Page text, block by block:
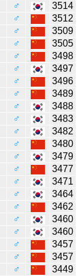
♂
3514
♂
3512
♂
3509
♂
3505
♂
3498
♂
3497
♂
3496
♂
3489
♂
3488
♂
3483
♂
3482
♂
3480
♂
3479
♂
3477
♂
3471
♂
3464
♂
3462
♂
3460
♂
3460
♂
3457
♂
3457
♂
3449